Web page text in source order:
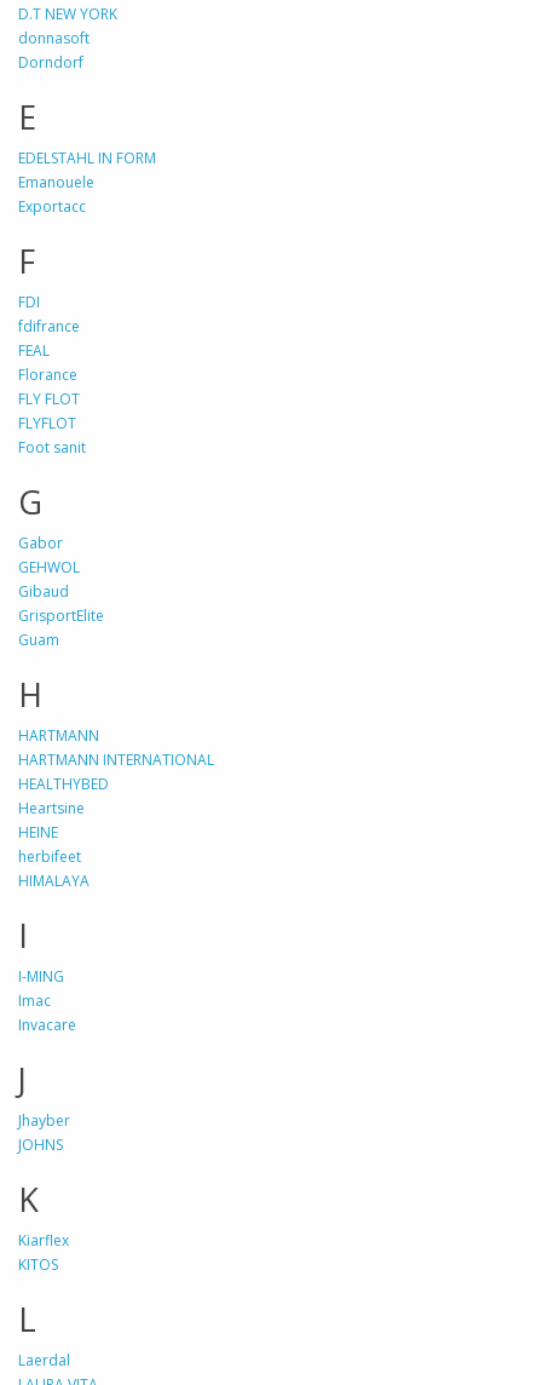
D.T NEW YORK
donnasoft
Dorndorf
E
EDELSTAHL IN FORM
Emanouele
Exportacc
F
FDI
fdifrance
FEAL
Florance
FLY FLOT
FLYFLOT
Foot sanit
G
Gabor
GEHWOL
Gibaud
GrisportElite
Guam
H
HARTMANN
HARTMANN INTERNATIONAL
HEALTHYBED
Heartsine
HEINE
herbifeet
HIMALAYA
I
I-MING
Imac
Invacare
J
Jhayber
JOHNS
K
Kiarflex
KITOS
L
Laerdal